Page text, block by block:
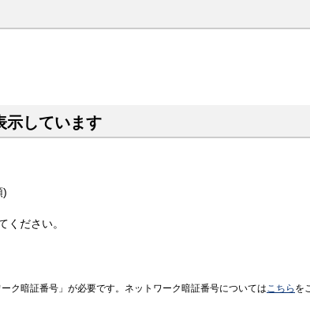
示しています
)
ください。
ク暗証番号」が必要です。ネットワーク暗証番号についてはこちら を